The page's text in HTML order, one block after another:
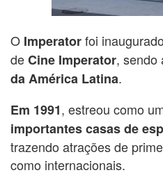
O Imperatorfoi inaugurado
deCine Imperator, sendo
da América Latina.
Em 1991, estreou como
importantes casas de
trazendo atrações de
como internacionais.